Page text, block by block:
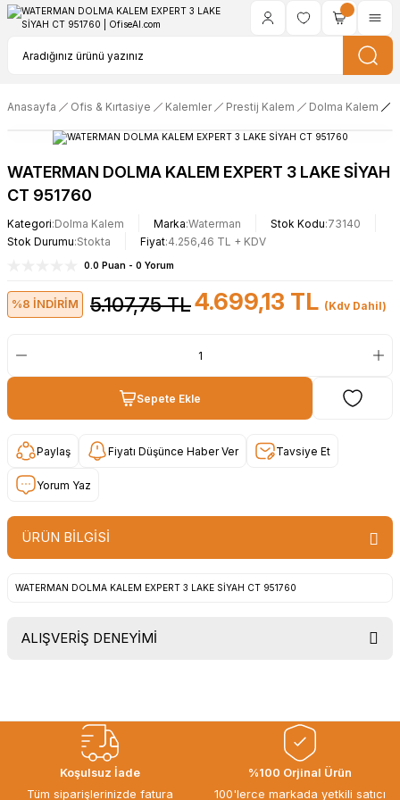
Anasayfa Ofis & Kırtasiye Kalemler Prestij Kalem Dolma Kalem
WATERMAN DOLMA KALEM EXPERT 3 LAKE SİYAH
CT 951760
Kategori Dolma Kalem Marka Waterman Stok Kodu 73140
Stok Durumu Stokta Fiyat 4.256,46 TL + KDV
0.0 Puan - 0 Yorum
%8 İNDİRİM 5.107,75 TL4.699,13 TL (Kdv Dahil)
Sepete Ekle
Paylaş Fiyatı Düşünce Haber Ver Tavsiye Et
Yorum Yaz
ÜRÜN BİLGİSİ
WATERMAN DOLMA KALEM EXPERT 3 LAKE SİYAH CT 951760
ALIŞVERİŞ DENEYİMİ
gorusmek uzere, hayirli ve bol
kazanclar dilerim.
İbrahim Ertuğrul ARSLANOĞLU |
Koşulsuz İade
Tüm siparişlerinizde fatura
%100 Orjinal Ürün
100'lerce markada yetkili satıcı